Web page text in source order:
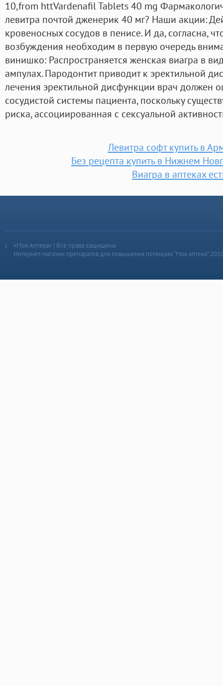
10,from httVardenafil Tablets 40 mg
левитра почтой дженерик 40 мг? Наши акции:
кровеносных сосудов в пенисе. И да, согласна,
возбуждения необходим в первую очередь
винишко: Распространяется женская виагра в
ампулах. Пародонтит приводит к эректильной
лечения эректильной дисфункции врач должен
сосудистой системы пациента, поскольку
риска, ассоциированная с сексуальной
Левитра софт купить в
Без рецепта купить в Нижнем
Виагра в аптеках
«Моя Аптека» | Все права защищены
Интернет-магазин препаратов для повышения потенции “Моя аптека”